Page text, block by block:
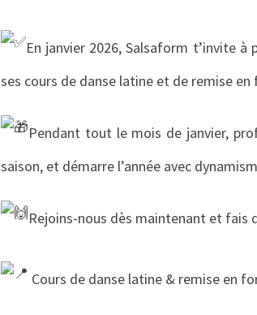
En janvier 2026, Salsaform t’invite
ses cours de danse latine et de remise
Pendant tout le mois de janvier,
saison, et démarre l’année avec
Rejoins-nous dès maintenant et fais
Cours de danse latine & remise en